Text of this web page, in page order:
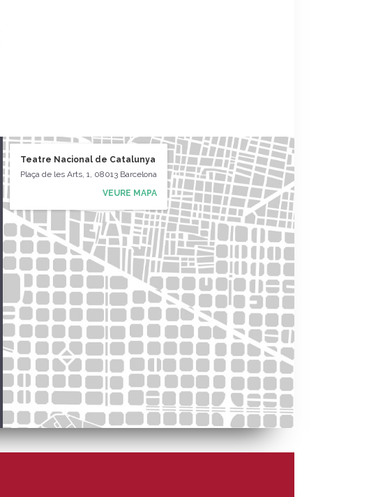
Teatre Nacional de Catalunya
Plaça de les Arts, 1, 08013 Barcelona
VEURE MAPA